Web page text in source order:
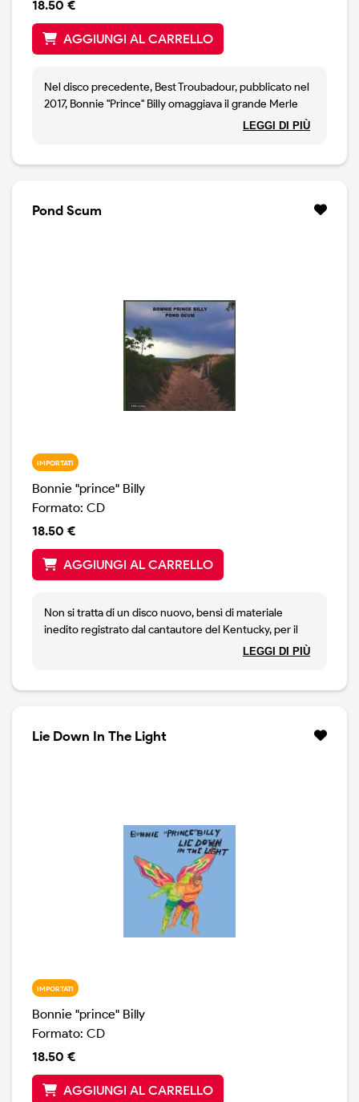
18.50 €
AGGIUNGI AL CARRELLO
Nel disco precedente, Best Troubadour, pubblicato nel
2017, Bonnie "Prince" Billy omaggiava il grande Merle
Haggard. Anche questo nuovo album è un disco di
scelta personale, anche coraggiosa, che vede, da parte
LEGGI DI PIÙ
Pond Scum
IMPORTATI
Bonnie "prince" Billy
Formato: CD
18.50 €
AGGIUNGI AL CARRELLO
Non si tratta di un disco nuovo, bensì di materiale
inedito registrato dal cantautore del Kentucky, per il
programma della BBC Peel Sessions. Incisioni fatte in
Heumann degli Arbouretum.
LEGGI DI PIÙ
Lie Down In The Light
IMPORTATI
Bonnie "prince" Billy
Formato: CD
18.50 €
AGGIUNGI AL CARRELLO